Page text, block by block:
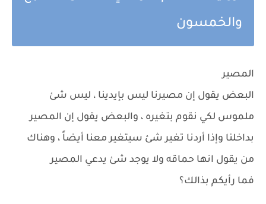
والخمسون
المصير
البعض يقول إن مصيرنا ليس بإيدينا ، ليس شئ
ملموس لكي نقوم بتغيره ، والبعض يقول إن المصير
بداخلنا وإذا أردنا تغير شئ سيتغير معنا أيضاً ، وهناك
من يقول انها حماقه ولا يوجد شئ يدعي المصير
فما رأيكم بذالك؟